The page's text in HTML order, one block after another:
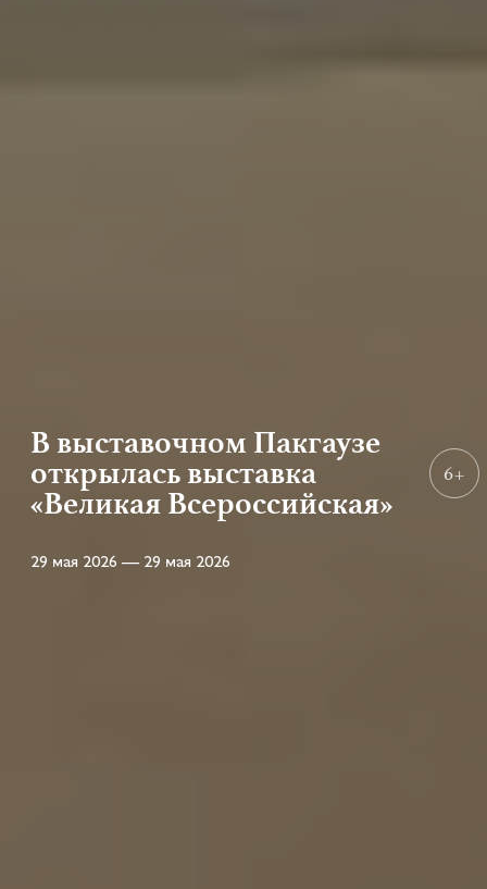
В выставочном Пакгаузе
открылась выставка
«Великая Всероссийская»
29 мая 2026 — 29 мая 2026
6+